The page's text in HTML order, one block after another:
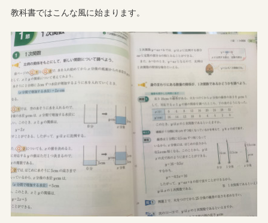
教科書ではこんな風に始まります。